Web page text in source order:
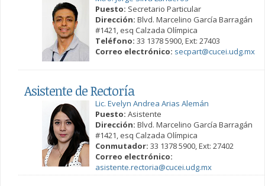
Puesto: Secretario Particular
Dirección: Blvd. Marcelino García Barragán
#1421, esq Calzada Olímpica
Teléfono: 33 1378 5900, Ext: 27403
Correo electrónico: secpart@cucei.udg.mx
Asistente de Rectoría
Lic. Evelyn Andrea Arias Alemán
Puesto: Asistente
Dirección: Blvd. Marcelino García Barragán
#1421, esq Calzada Olímpica
Conmutador: 33 1378 5900, Ext: 27402
Correo electrónico:
asistente.rectoria@cucei.udg.mx